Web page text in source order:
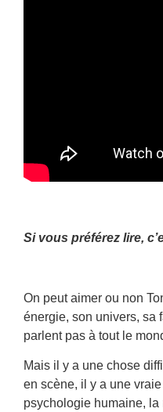
Si vous préférez lire,
On peut aimer ou non
énergie, son univers, sa
parlent pas à tout le
Mais il y a une chose
en scène, il y a une
psychologie humaine,